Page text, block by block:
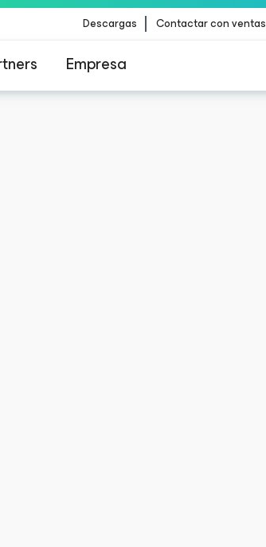
Descargas Contactar con ventas
Empresa
por la actualización de